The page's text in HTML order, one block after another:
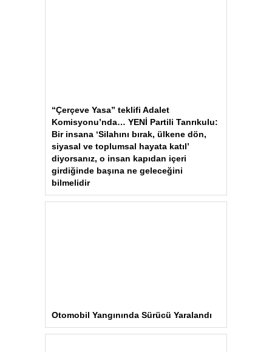
“Çerçeve Yasa” teklifi Adalet
Komisyonu’nda… YENİ Partili Tanrıkulu:
Bir insana ‘Silahını bırak, ülkene dön,
siyasal ve toplumsal hayata katıl’
diyorsanız, o insan kapıdan içeri
girdiğinde başına ne geleceğini
bilmelidir
Otomobil Yangınında Sürücü Yaralandı